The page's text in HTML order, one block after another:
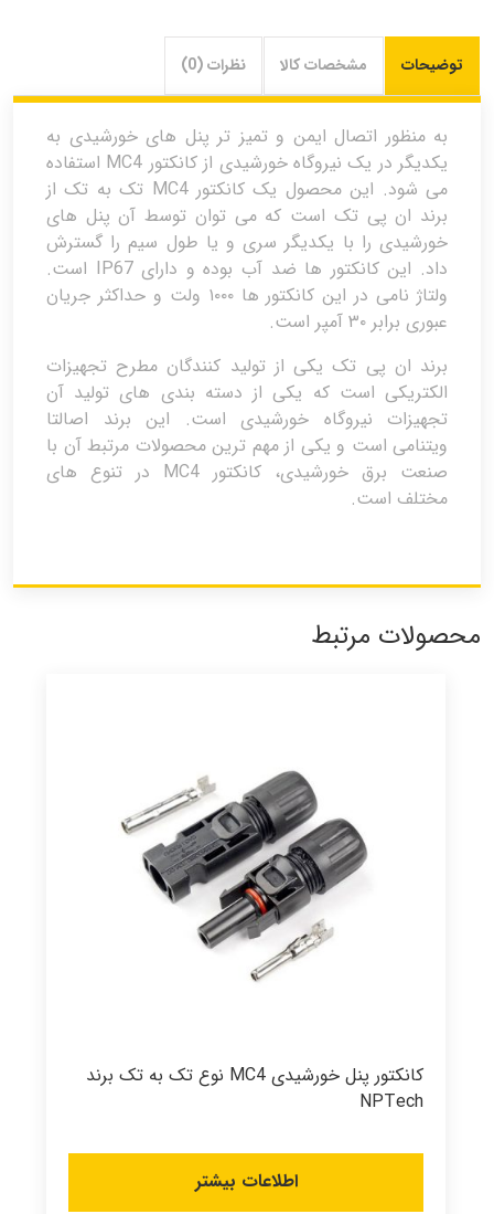
توضیحات مشخصات کالا نظرات (0)
به منظور اتصال ایمن و تمیز تر پنل های خورشیدی به
یکدیگر در یک نیروگاه خورشیدی از کانکتور MC4 استفاده
می شود. این محصول یک کانکتور MC4 تک به تک از
برند ان پی تک است که می توان توسط آن پنل های
خورشیدی را با یکدیگر سری و یا طول سیم را گسترش
داد. این کانکتور ها ضد آب بوده و دارای IP67 است.
ولتاژ نامی در این کانکتور ها ۱۰۰۰ ولت و حداکثر جریان
عبوری برابر ۳۰ آمپر است.
برند ان پی تک یکی از تولید کنندگان مطرح تجهیزات
الکتریکی است که یکی از دسته بندی های تولید آن
تجهیزات نیروگاه خورشیدی است. این برند اصالتا
ویتنامی است و یکی از مهم ترین محصولات مرتبط آن با
صنعت برق خورشیدی، کانکتور MC4 در تنوع های
مختلف است.
محصولات مرتبط
کانکتور پنل خورشیدی MC4 نوع تک به تک برند
NPTech
اطلاعات بیشتر